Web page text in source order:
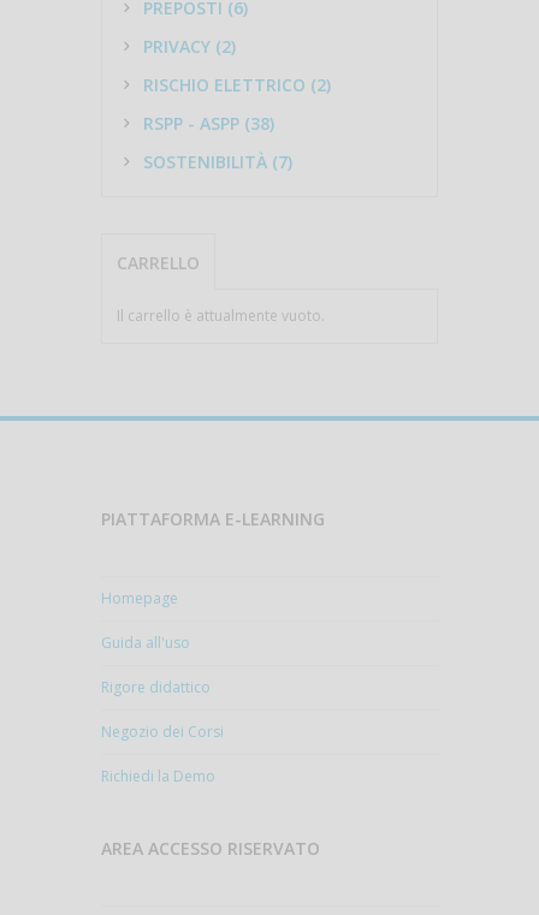
PREPOSTI (6)
PRIVACY (2)
RISCHIO ELETTRICO (2)
RSPP - ASPP (38)
SOSTENIBILITÀ (7)
CARRELLO
Il carrello è attualmente vuoto.
PIATTAFORMA E-LEARNING
Homepage
Guida all'uso
Rigore didattico
Negozio dei Corsi
Richiedi la Demo
AREA ACCESSO RISERVATO